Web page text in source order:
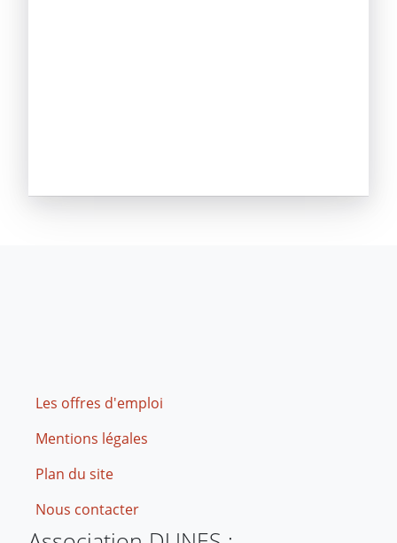
Footer
Les offres d'emploi
Mentions légales
Plan du site
Nous contacter